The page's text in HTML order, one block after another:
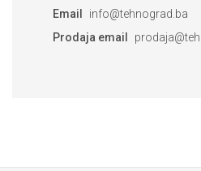
Email
info@tehnograd.ba
Prodaja email